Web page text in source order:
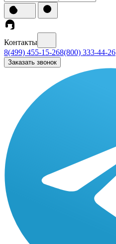
Контакты
8(499) 455-15-268(800) 333-44-26
Заказать звонок